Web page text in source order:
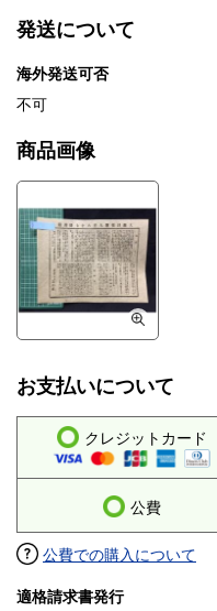
発送について
海外発送可否
不可
商品画像
お支払いについて
クレジットカード
公費
公費での購入について
適格請求書発行